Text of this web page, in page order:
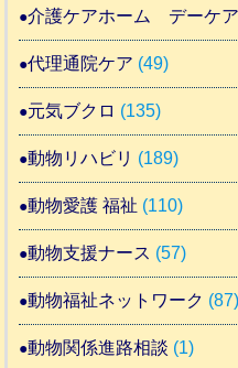
介護ケアホーム デーケア
代理通院ケア (49)
元気ブクロ (135)
動物リハビリ (189)
動物愛護 福祉 (110)
動物支援ナース (57)
動物福祉ネットワーク (87)
動物関係進路相談 (1)